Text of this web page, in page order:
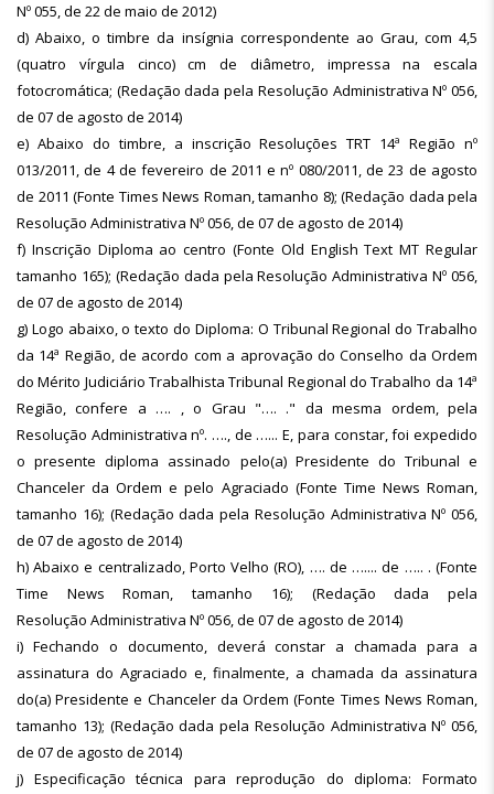
Nº 055, de 22 de maio de 2012)
d) Abaixo, o timbre da insígnia correspondente ao Grau, com 4,5
(quatro vírgula cinco) cm de diâmetro, impressa na escala
fotocromática; (Redação dada pela Resolução Administrativa Nº 056,
de 07 de agosto de 2014)
e) Abaixo do timbre, a inscrição Resoluções TRT 14ª Região nº
013/2011, de 4 de fevereiro de 2011 e nº 080/2011, de 23 de agosto
de 2011 (Fonte Times News Roman, tamanho 8); (Redação dada pela
Resolução Administrativa Nº 056, de 07 de agosto de 2014)
f) Inscrição Diploma ao centro (Fonte Old English Text MT Regular
tamanho 165); (Redação dada pela Resolução Administrativa Nº 056,
de 07 de agosto de 2014)
g) Logo abaixo, o texto do Diploma: O Tribunal Regional do Trabalho
da 14ª Região, de acordo com a aprovação do Conselho da Ordem
do Mérito Judiciário Trabalhista Tribunal Regional do Trabalho da 14ª
Região, confere a …. , o Grau "…. ." da mesma ordem, pela
Resolução Administrativa nº. …., de …... E, para constar, foi expedido
o presente diploma assinado pelo(a) Presidente do Tribunal e
Chanceler da Ordem e pelo Agraciado (Fonte Time News Roman,
tamanho 16); (Redação dada pela Resolução Administrativa Nº 056,
de 07 de agosto de 2014)
h) Abaixo e centralizado, Porto Velho (RO), …. de ….... de ….. . (Fonte
Time News Roman, tamanho 16); (Redação dada pela
Resolução Administrativa Nº 056, de 07 de agosto de 2014)
i) Fechando o documento, deverá constar a chamada para a
assinatura do Agraciado e, finalmente, a chamada da assinatura
do(a) Presidente e Chanceler da Ordem (Fonte Times News Roman,
tamanho 13); (Redação dada pela Resolução Administrativa Nº 056,
de 07 de agosto de 2014)
j) Especificação técnica para reprodução do diploma: Formato